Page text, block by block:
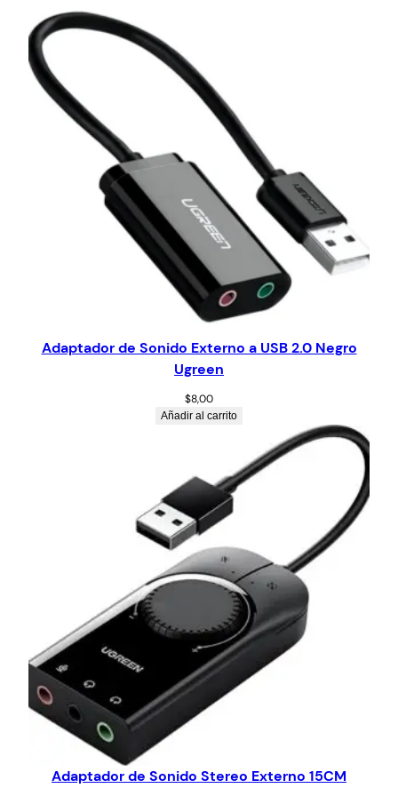
Adaptador de Sonido Externo a USB 2.0 Negro
Ugreen
$8,00
Añadir al carrito
Adaptador de Sonido Stereo Externo 15CM